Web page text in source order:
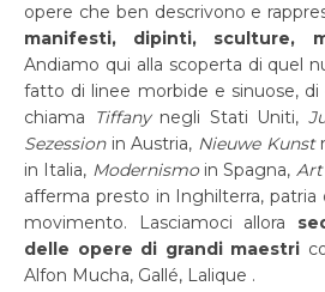
opere che ben descrivono e
manifesti, dipinti, sculture,
Andiamo qui alla scoperta di quel
fatto di linee morbide e sinuose, di
chiama
Tiffany negli Stati Uniti,
Sezession in Austria, Nieuwe Kunst
in Italia, Modernismo in Spagna, Art
afferma presto in Inghilterra, patria
movimento. Lasciamoci allora
delle opere di grandi maestri
Alfon Mucha, Gallé, Lalique .